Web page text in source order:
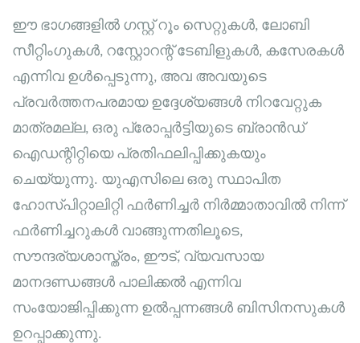
ഈ ഭാഗങ്ങളിൽ ഗസ്റ്റ് റൂം സെറ്റുകൾ, ലോബി
സീറ്റിംഗുകൾ, റസ്റ്റോറന്റ് ടേബിളുകൾ, കസേരകൾ
എന്നിവ ഉൾപ്പെടുന്നു, അവ അവയുടെ
പ്രവർത്തനപരമായ ഉദ്ദേശ്യങ്ങൾ നിറവേറ്റുക
മാത്രമല്ല, ഒരു പ്രോപ്പർട്ടിയുടെ ബ്രാൻഡ്
ഐഡന്റിറ്റിയെ പ്രതിഫലിപ്പിക്കുകയും
ചെയ്യുന്നു. യുഎസിലെ ഒരു സ്ഥാപിത
ഹോസ്പിറ്റാലിറ്റി ഫർണിച്ചർ നിർമ്മാതാവിൽ നിന്ന്
ഫർണിച്ചറുകൾ വാങ്ങുന്നതിലൂടെ,
സൗന്ദര്യശാസ്ത്രം, ഈട്, വ്യവസായ
മാനദണ്ഡങ്ങൾ പാലിക്കൽ എന്നിവ
സംയോജിപ്പിക്കുന്ന ഉൽപ്പന്നങ്ങൾ ബിസിനസുകൾ
ഉറപ്പാക്കുന്നു.